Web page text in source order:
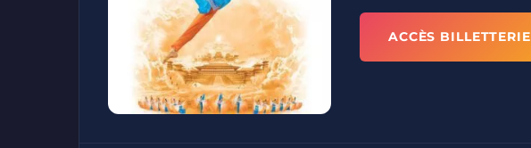
ACCÈS BILLETTERIE